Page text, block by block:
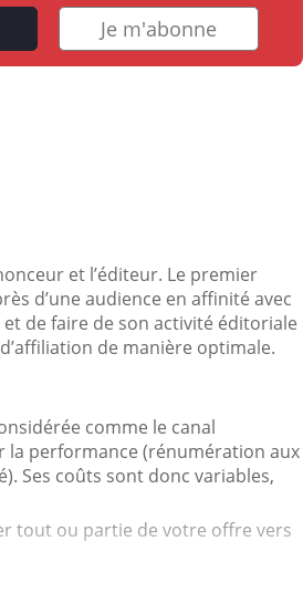
Je m'abonne
et l’éditeur. Le premier
d’une audience en affinité avec
de faire de son activité éditoriale
de manière optimale.
comme le canal
la performance (rénumération aux
Ses coûts sont donc variables,
tout ou partie de votre offre vers